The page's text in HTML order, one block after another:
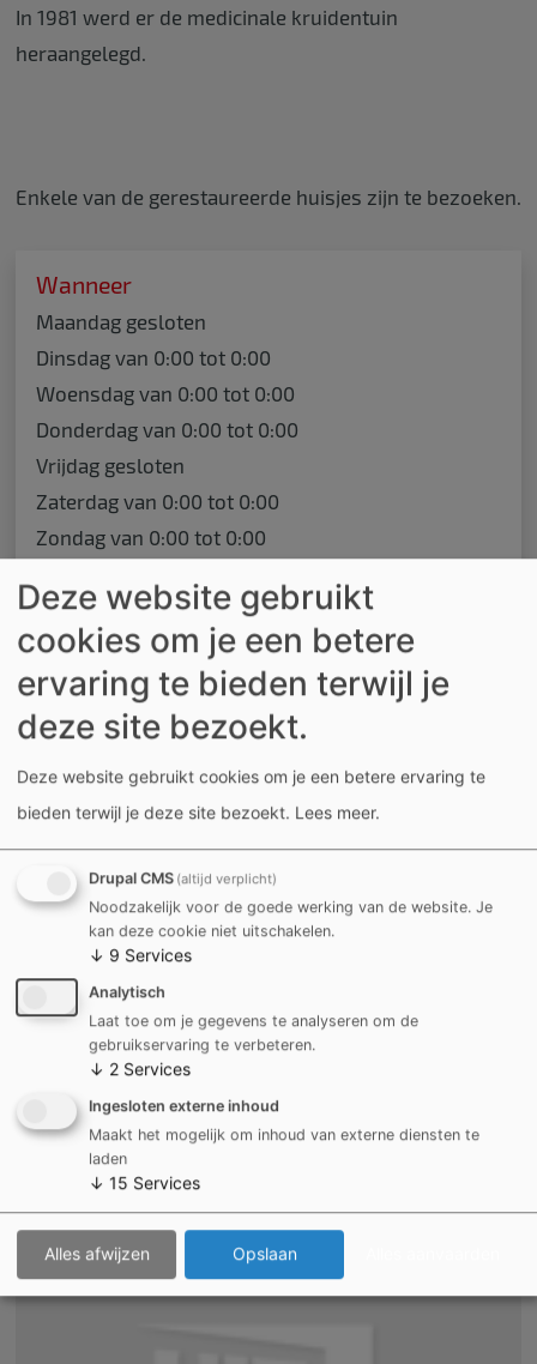
In 1981 werd er de medicinale kruidentuin
heraangelegd.
Enkele van de gerestaureerde huisjes zijn te bezoeken.
Wanneer
Maandag gesloten
Dinsdag van 0:00 tot 0:00
Woensdag van 0:00 tot 0:00
Donderdag van 0:00 tot 0:00
Vrijdag gesloten
Zaterdag van 0:00 tot 0:00
Zondag van 0:00 tot 0:00
Locatie
Baggaertshof
Sint-Jansstraat 37
8500 Kortrijk
Toon op kaart
Prijs
Basistarief: gratis
Links
http://www.kortrijk.be/adressen/baggaertshof
Deze website gebruikt
cookies om je een betere
ervaring te bieden terwijl je
deze site bezoekt.
Deze website gebruikt cookies om je een betere ervaring te
bieden terwijl je deze site bezoekt. Lees meer.
Drupal CMS (altijd verplicht)
Noodzakelijk voor de goede werking van de website. Je
kan deze cookie niet uitschakelen.
↓ 9 Services
Analytisch
Laat toe om je gegevens te analyseren om de
gebruikservaring te verbeteren.
↓ 2 Services
Ingesloten externe inhoud
Maakt het mogelijk om inhoud van externe diensten te
laden
↓ 15 Services
Alles afwijzen Opslaan